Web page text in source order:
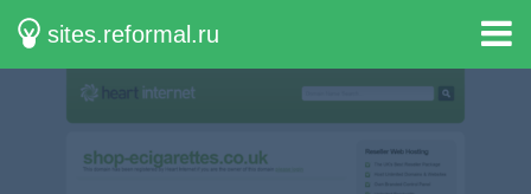
sites.reformal.ru